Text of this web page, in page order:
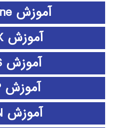
آموزش clementine
آموزش CPLEX
آموزش EDIUS
آموزش EMTP
آموزش ePLAN